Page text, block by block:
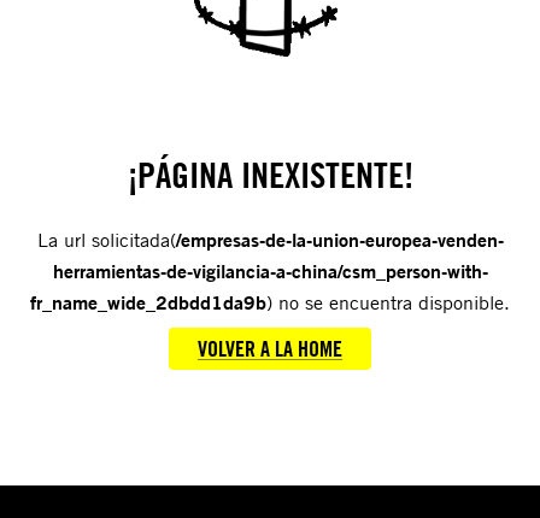
¡PÁGINA INEXISTENTE!
La url solicitada(/empresas-de-la-union-europea-venden-
herramientas-de-vigilancia-a-china/csm_person-with-
fr_name_wide_2dbdd1da9b) no se encuentra disponible.
VOLVER A LA HOME